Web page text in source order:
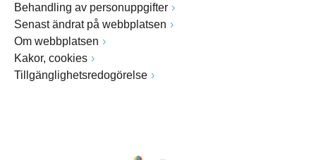
Behandling av personuppgifter
Senast ändrat på webbplatsen
Om webbplatsen
Kakor, cookies
Tillgänglighetsredogörelse